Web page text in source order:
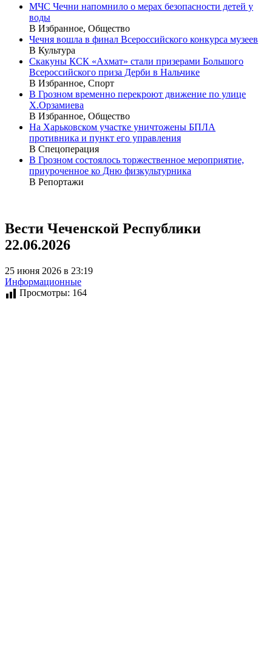
МЧС Чечни напомнило о мерах безопасности детей у
воды
В Избранное, Общество
Чечня вошла в финал Всероссийского конкурса музеев
В Культура
Скакуны КСК «Ахмат» стали призерами Большого
Всероссийского приза Дерби в Нальчике
В Избранное, Спорт
В Грозном временно перекроют движение по улице
Х.Орзамиева
В Избранное, Общество
На Харьковском участке уничтожены БПЛА
противника и пункт его управления
В Спецоперация
В Грозном состоялось торжественное мероприятие,
приуроченное ко Дню физкультурника
В Репортажи
Вести Чеченской Республики
22.06.2026
25 июня 2026 в 23:19
Информационные
Просмотры: 164